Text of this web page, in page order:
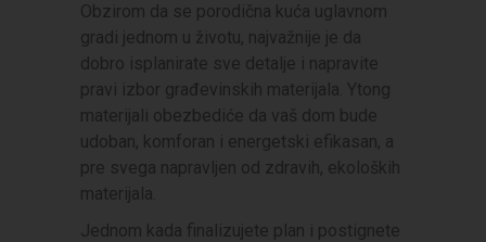
Obzirom da se porodična kuća uglavnom
gradi jednom u životu, najvažnije je da
dobro isplanirate sve detalje i napravite
pravi izbor građevinskih materijala. Ytong
materijali obezbediće da vaš dom bude
udoban, komforan i energetski efikasan, a
pre svega napravljen od zdravih, ekoloških
materijala.
Jednom kada finalizujete plan i postignete